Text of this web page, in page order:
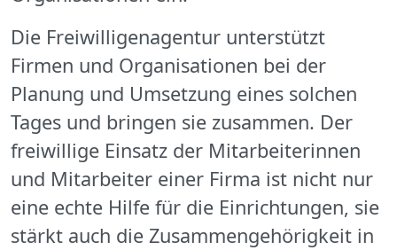
Die Freiwilligenagentur unterstützt
Firmen und Organisationen bei der
Planung und Umsetzung eines solchen
Tages und bringen sie zusammen. Der
freiwillige Einsatz der Mitarbeiterinnen
und Mitarbeiter einer Firma ist nicht nur
eine echte Hilfe für die Einrichtungen, sie
stärkt auch die Zusammengehörigkeit in